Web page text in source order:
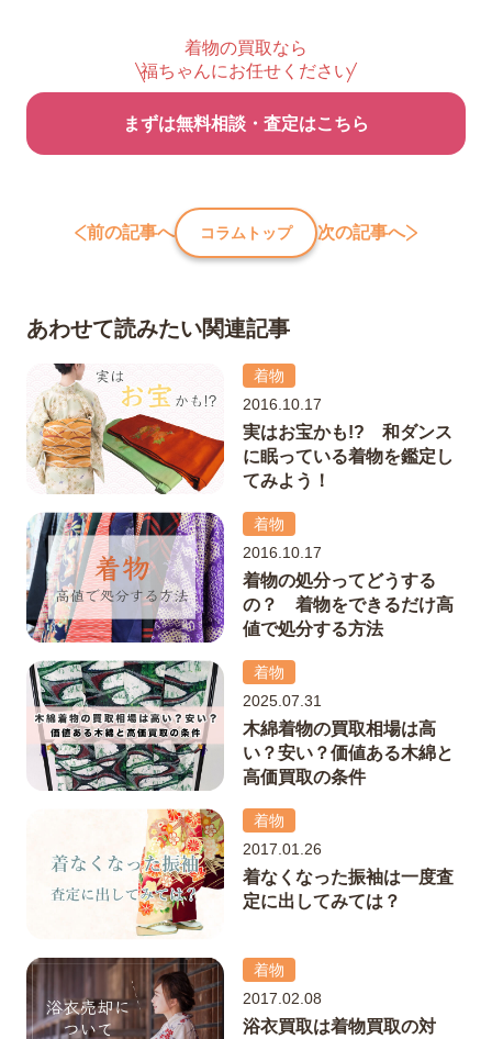
着物の買取なら
福ちゃんにお任せください
まずは無料相談・査定はこちら
前の記事へ コラムトップ 次の記事へ
あわせて読みたい関連記事
着物
2016.10.17
実はお宝かも!? 和ダンス
に眠っている着物を鑑定し
てみよう！
着物
2016.10.17
着物の処分ってどうする
の？ 着物をできるだけ高
値で処分する方法
着物
2025.07.31
木綿着物の買取相場は高
い？安い？価値ある木綿と
高価買取の条件
着物
2017.01.26
着なくなった振袖は一度査
定に出してみては？
着物
2017.02.08
浴衣買取は着物買取の対